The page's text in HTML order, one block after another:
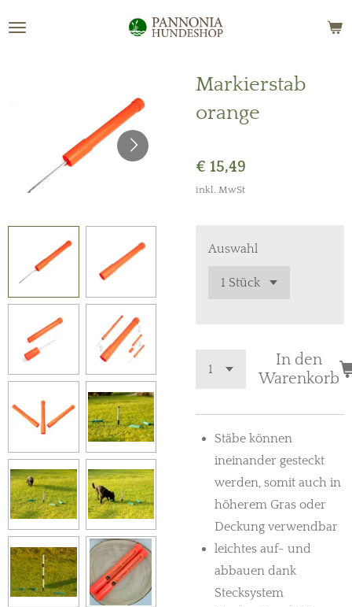
Markierstab
orange
€ 15,49
inkl. MwSt
Auswahl
In den
Warenkorb
Stäbe können
ineinander gesteckt
werden, somit auch in
höherem Gras oder
Deckung verwendbar
leichtes auf- und
abbauen dank
Stecksystem